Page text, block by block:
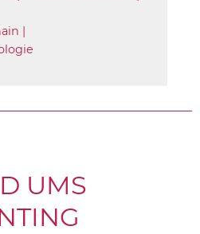
|
UMS